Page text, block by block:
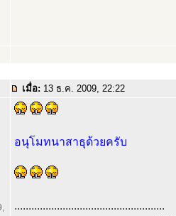
เมื่อ: 13 ธ.ค. 2009, 22:22
อนุโมทนาสาธุด้วยครับ
.....................................................